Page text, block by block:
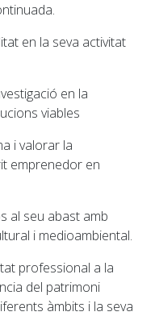
en la seva activitat
en la
viables
i valorar la
emprenedor en
al seu abast amb
i medioambiental.
professional a la
del patrimoni
àmbits i la seva